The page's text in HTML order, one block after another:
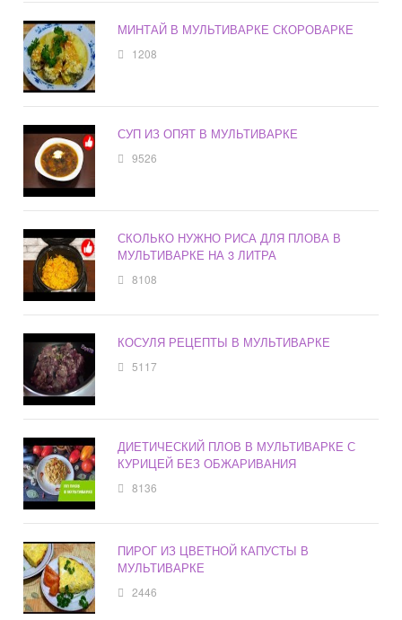
МИНТАЙ В МУЛЬТИВАРКЕ СКОРОВАРКЕ
1208
СУП ИЗ ОПЯТ В МУЛЬТИВАРКЕ
9526
СКОЛЬКО НУЖНО РИСА ДЛЯ ПЛОВА В
МУЛЬТИВАРКЕ НА 3 ЛИТРА
8108
КОСУЛЯ РЕЦЕПТЫ В МУЛЬТИВАРКЕ
5117
ДИЕТИЧЕСКИЙ ПЛОВ В МУЛЬТИВАРКЕ С
КУРИЦЕЙ БЕЗ ОБЖАРИВАНИЯ
8136
ПИРОГ ИЗ ЦВЕТНОЙ КАПУСТЫ В
МУЛЬТИВАРКЕ
2446